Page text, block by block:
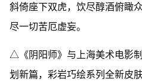
斜倚座下双虎，饮尽醇酒俯瞰
尽一切苦厄虚妄。
△《阴阳师》与上海美术电影
划新篇，彩岩巧绘系列全新皮肤